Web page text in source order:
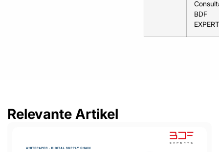
BDF
Relevante Artikel